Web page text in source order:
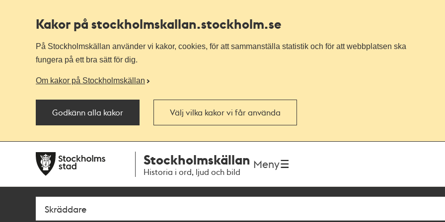
Kakor på stockholmskallan.stockholm.se
På Stockholmskällan använder vi kakor, cookies, för att sammanställa statistik och för att webbplatsen ska
fungera på ett bra sätt för dig.
Om kakor på Stockholmskällan
Godkänn alla kakor Välj vilka kakor vi får använda
navigationen
huvudinnehållet
Stockholmskällan
Historia i ord, ljud och bild
Meny
Sök